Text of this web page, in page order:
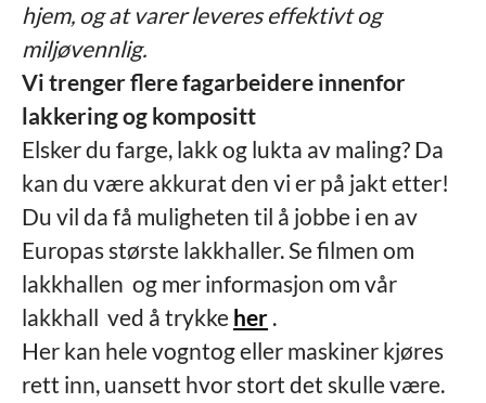
hjem, og at varer leveres effektivt og
miljøvennlig.
Vi trenger flere fagarbeidere innenfor
lakkering og kompositt
Elsker du farge, lakk og lukta av maling? Da
kan du være akkurat den vi er på jakt etter!
Du vil da få muligheten til å jobbe i en av
Europas største lakkhaller. Se filmen om
lakkhallen og mer informasjon om vår
lakkhall ved å trykke her .
Her kan hele vogntog eller maskiner kjøres
rett inn, uansett hvor stort det skulle være.